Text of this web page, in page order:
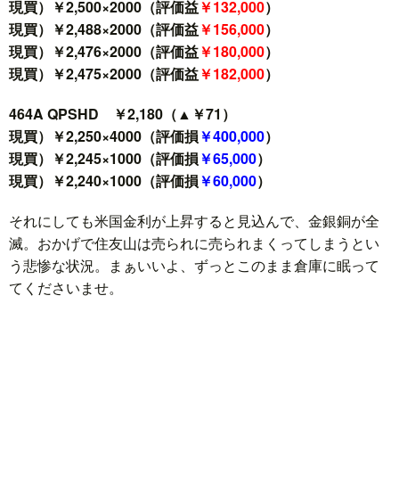
現買）￥2,500×2000（評価益￥132,000）
現買）￥2,488×2000（評価益￥156,000）
現買）￥2,476×2000（評価益￥180,000）
現買）￥2,475×2000（評価益￥182,000）
464A QPSHD ￥2,180（▲￥71）
現買）￥2,250×4000（評価損￥400,000）
現買）￥2,245×1000（評価損￥65,000）
現買）￥2,240×1000（評価損￥60,000）
それにしても米国金利が上昇すると見込んで、金銀銅が全
滅。おかげで住友山は売られに売られまくってしまうとい
う悲惨な状況。まぁいいよ、ずっとこのまま倉庫に眠って
てくださいませ。